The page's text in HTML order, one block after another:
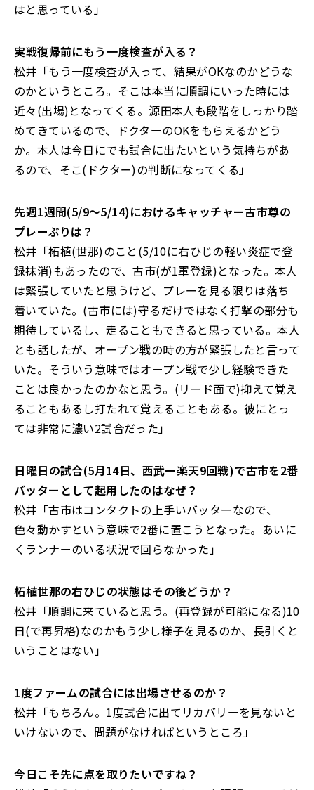
はと思っている」
――実戦復帰前にもう一度検査が入る？
松井「もう一度検査が入って、結果がOKなのかどうな
のかというところ。そこは本当に順調にいった時には
近々(出場)となってくる。源田本人も段階をしっかり踏
めてきているので、ドクターのOKをもらえるかどう
か。本人は今日にでも試合に出たいという気持ちがあ
るので、そこ(ドクター)の判断になってくる」
――先週1週間(5/9～5/14)におけるキャッチャー古市尊の
プレーぶりは？
松井「柘植(世那)のこと(5/10に右ひじの軽い炎症で登
録抹消)もあったので、古市(が1軍登録)となった。本人
は緊張していたと思うけど、プレーを見る限りは落ち
着いていた。(古市には)守るだけではなく打撃の部分も
期待しているし、走ることもできると思っている。本人
とも話したが、オープン戦の時の方が緊張したと言って
いた。そういう意味ではオープン戦で少し経験できた
ことは良かったのかなと思う。(リード面で)抑えて覚え
ることもあるし打たれて覚えることもある。彼にとっ
ては非常に濃い2試合だった」
――日曜日の試合(5月14日、西武ー楽天9回戦)で古市を2番
バッターとして起用したのはなぜ？
松井「古市はコンタクトの上手いバッターなので、
色々動かすという意味で2番に置こうとなった。あいに
くランナーのいる状況で回らなかった」
――柘植世那の右ひじの状態はその後どうか？
松井「順調に来ていると思う。(再登録が可能になる)10
日(で再昇格)なのかもう少し様子を見るのか、長引くと
いうことはない」
――1度ファームの試合には出場させるのか？
松井「もちろん。1度試合に出てリカバリーを見ないと
いけないので、問題がなければというところ」
――今日こそ先に点を取りたいですね？